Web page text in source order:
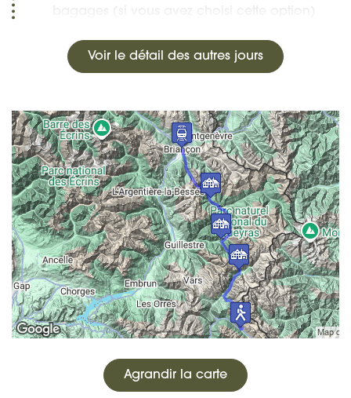
Voir le détail des autres jours
Agrandir la carte